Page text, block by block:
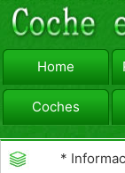
Home
Coches
viajar
*